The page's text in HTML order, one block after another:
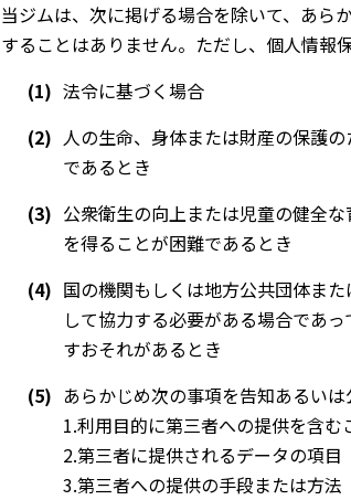
当ジムは、次に掲げる場合を除いて、あら
することはありません。ただし、個人情報
(1) 法令に基づく場合
(2) 人の生命、身体または財産の保護
であるとき
(3) 公衆衛生の向上または児童の健全
を得ることが困難であるとき
(4) 国の機関もしくは地方公共団体ま
して協力する必要がある場合であ
すおそれがあるとき
(5) あらかじめ次の事項を告知あるい
1.利用目的に第三者への提供を含む
2.第三者に提供されるデータの項目
3.第三者への提供の手段または方法